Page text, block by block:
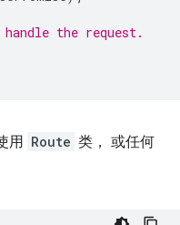
the request.
用 Route 类， 或任何